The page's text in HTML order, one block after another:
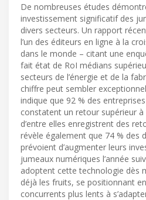
De nombreuses études
investissement significatif des
divers secteurs. Un rapport
l’un des éditeurs en ligne à la
dans le monde – citant une
fait état de RoI médians
secteurs de l’énergie et de la
chiffre peut sembler
indique que 92 % des
constatent un retour supérieur
d’entre elles enregistrent des
révèle également que 74 % des
prévoient d’augmenter leurs
jumeaux numériques l’année
adoptent cette technologie dès
déjà les fruits, se positionnant
concurrents plus lents à